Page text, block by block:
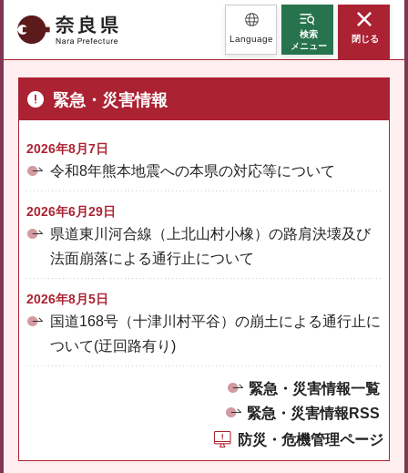
奈良県 Language
検索
メニュー
閉じる
緊急・災害情報
2026年8月7日
令和8年熊本地震への本県の対応等について
2026年6月29日
県道東川河合線（上北山村小橡）の路肩決壊及び
法面崩落による通行止について
2026年8月5日
国道168号（十津川村平谷）の崩土による通行止に
ついて(迂回路有り)
緊急・災害情報一覧
緊急・災害情報RSS
防災・危機管理ページ